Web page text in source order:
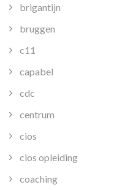
brigantijn
bruggen
c11
capabel
cdc
centrum
cios
cios opleiding
coaching